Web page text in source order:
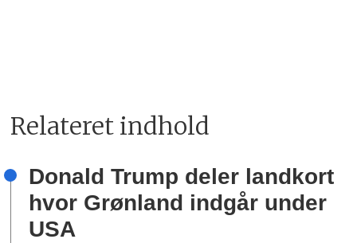
Relateret indhold
Donald Trump deler landkort
hvor Grønland indgår under
USA